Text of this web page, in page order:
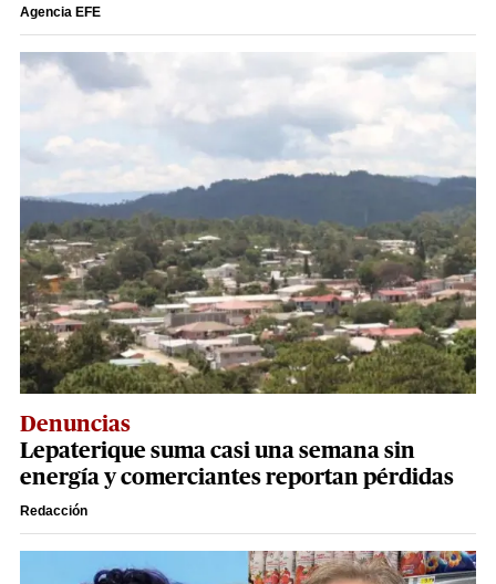
Agencia EFE
Denuncias
Lepaterique suma casi una semana sin
energía y comerciantes reportan pérdidas
Redacción